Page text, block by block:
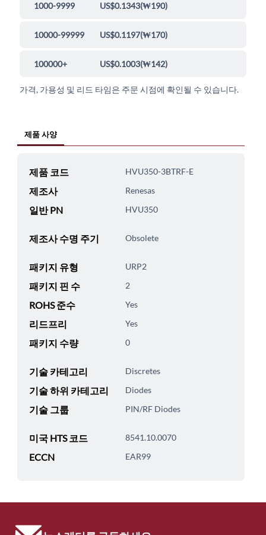
1000-9999 US$0.1343(₩190)
10000-99999 US$0.1197(₩170)
100000+ US$0.1003(₩142)
가격, 가용성 및 리드 타임은 주문 시점에 확인될 수 있습니다.
제품 사양
제품 코드 HVU350-3BTRF-E
제조사 Renesas
일반 PN HVU350
제조사 수명 주기 Obsolete
패키지 유형 URP2
패키지 핀 수 2
ROHS 준수 Yes
리드프리 Yes
패키지 수량 0
기술 카테고리 Discretes
기술 하위 카테고리 Diodes
기술 그룹 PIN/RF Diodes
미국 HTS 코드 8541.10.0070
ECCN EAR99